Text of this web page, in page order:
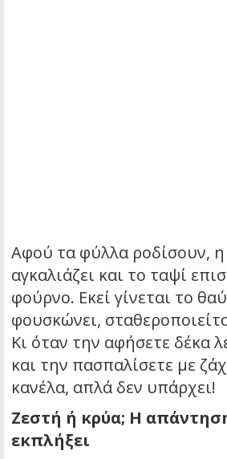
Αφού τα φύλλα ροδίσουν,
αγκαλιάζει και το ταψί
φούρνο. Εκεί γίνεται το
φουσκώνει,
Κι όταν την αφήσετε δέκα
και την πασπαλίσετε με
κανέλα, απλά δεν υπάρχει!
Ζεστή ή κρύα; Η
εκπλήξει